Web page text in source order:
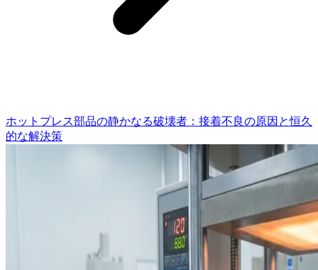
ホットプレス部品の静かなる破壊者：接着不良の原因と恒久
的な解決策